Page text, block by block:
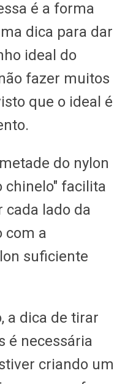
é a forma
dica para dar
ideal do
fazer muitos
que o ideal é
do nylon
chinelo" facilita
cada lado da
com a
suficiente
a dica de tirar
é necessária
criando um